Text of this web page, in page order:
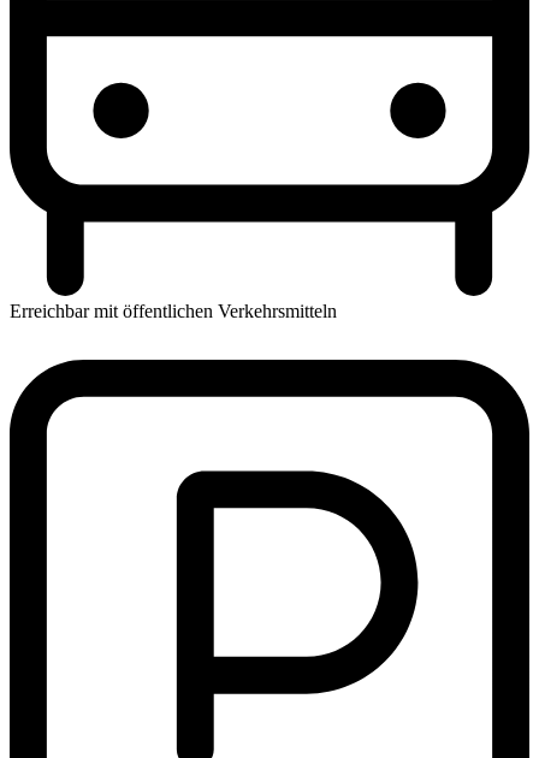
Erreichbar mit öffentlichen Verkehrsmitteln